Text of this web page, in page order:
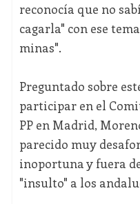
reconocía que no
cagarla" con ese
minas".
Preguntado sobre
participar en el
PP en Madrid,
parecido muy
inoportuna y fuera
"insulto" a los